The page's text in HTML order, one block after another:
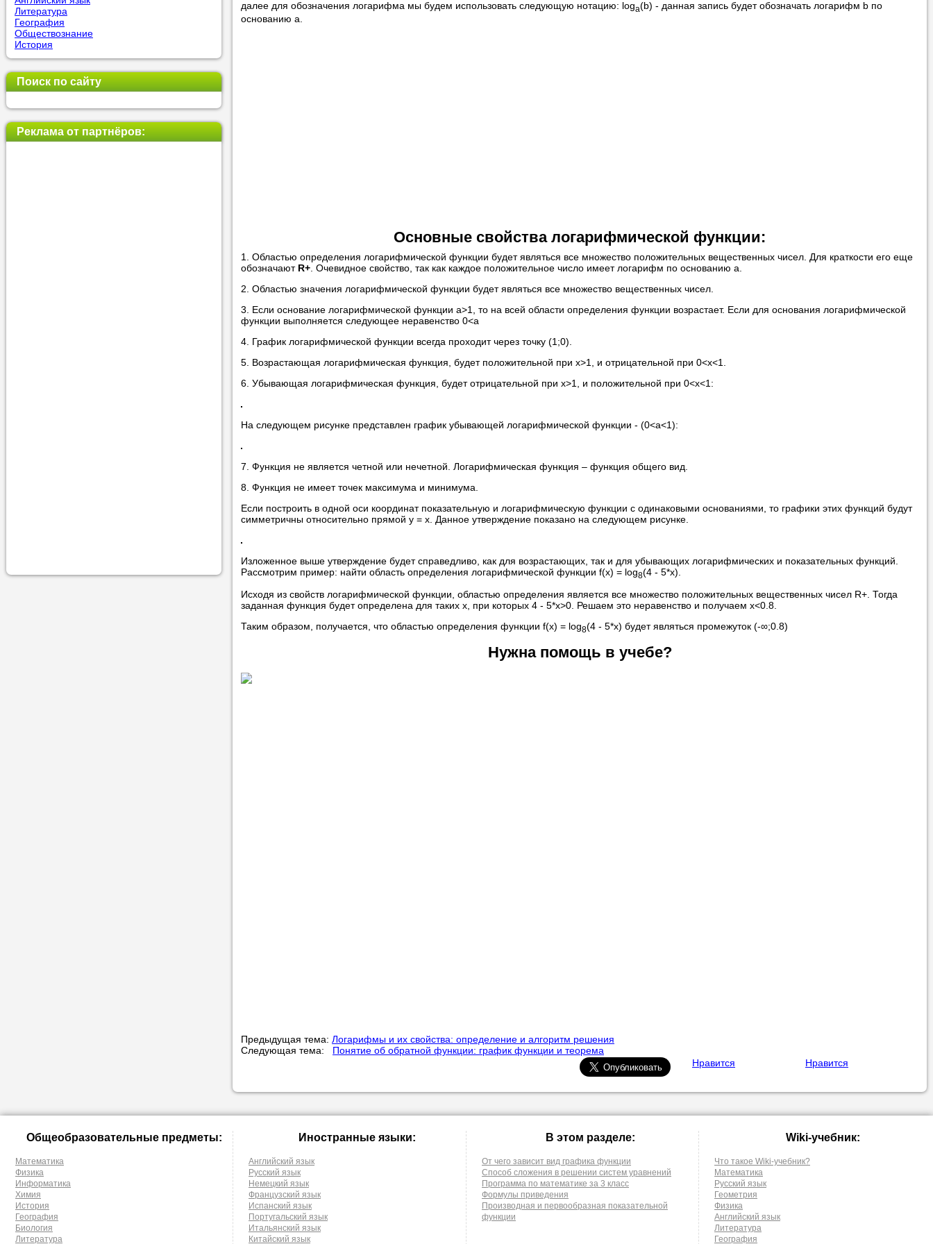
Мы найдем репетитора в течение дня!
своей задачей. Он более мобилен, цена ниже, и он с легкостью найдет общий язык с
учеником.
Литература
География
Обществознание
История
Поиск по сайту
Реклама от партнёров:
далее для обозначения логарифма мы будем использовать следующую нотацию: loga(b) - данная запись будет обозначать логарифм b по
основанию а.
Основные свойства логарифмической функции:
1. Областью определения логарифмической функции будет являться все множество положительных вещественных чисел. Для краткости его еще
обозначают R+ . Очевидное свойство, так как каждое положительное число имеет логарифм по основанию а.
2. Областью значения логарифмической функции будет являться все множество вещественных чисел.
3. Если основание логарифмической функции a>1, то на всей области определения функции возрастает. Если для основания логарифмической
функции выполняется следующее неравенство 0<a
4. График логарифмической функции всегда проходит через точку (1;0).
5. Возрастающая логарифмическая функция, будет положительной при x>1, и отрицательной при 0<х<1.
6. Убывающая логарифмическая функция, будет отрицательной при х>1, и положительной при 0<x<1:
На следующем рисунке представлен график убывающей логарифмической функции - (0<a<1):
7. Функция не является четной или нечетной. Логарифмическая функция – функция общего вид.
8. Функция не имеет точек максимума и минимума.
Если построить в одной оси координат показательную и логарифмическую функции с одинаковыми основаниями, то графики этих функций будут
симметричны относительно прямой y = x. Данное утверждение показано на следующем рисунке.
Изложенное выше утверждение будет справедливо, как для возрастающих, так и для убывающих логарифмических и показательных функций.
Рассмотрим пример: найти область определения логарифмической функции f(x) = log8(4 - 5*x).
Исходя из свойств логарифмической функции, областью определения является все множество положительных вещественных чисел R+. Тогда
заданная функция будет определена для таких х, при которых 4 - 5*x>0. Решаем это неравенство и получаем x<0.8.
Таким образом, получается, что областью определения функции f(x) = log8(4 - 5*x) будет являться промежуток (-∞;0.8)
Нужна помощь в учебе?
Предыдущая тема: Логарифмы и их свойства: определение и алгоритм решения
Следующая тема: Понятие об обратной функции: график функции и теорема
Нравится
Нравится
Общеобразовательные предметы:
Математика
Физика
Информатика
Химия
История
География
Биология
Литература
Иностранные языки:
Английский язык
Русский язык
Немецкий язык
Французский язык
Испанский язык
Португальский язык
Итальянский язык
Китайский язык
В этом разделе:
От чего зависит вид графика функции
Способ сложения в решении систем уравнений
Программа по математике за 3 класс
Формулы приведения
Производная и первообразная показательной
функции
Wiki-учебник:
Что такое Wiki-учебник?
Математика
Русский язык
Геометрия
Физика
Английский язык
Литература
География